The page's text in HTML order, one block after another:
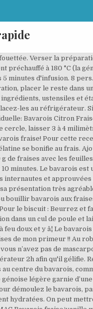
de chocolat blanc. Mettez au frigidaire votre préparation. Orné d'un beau nappage coloré, de meringues ou de macarons, il illuminera votre table au moment du dessert. Le bavarois est un entremets, généralement à base de mousse de fruits. Il est beau mon bavarois aux fraises et sans gélatine, on ne mâarrête plus avec mes bavarois !Et oui la semaine dernière, je vous proposais mon premier bavarois, je me suis donc lancée dans la préparation dâun autre gros gâteau familiale et cette fois câétait pour lâanniversaire de ma fille, un beau et joli bavarois tout rose. On lave et on équeute les fraises avant de les mixer avec un peu de jus de citron (pas trop sinon on ne sent plus le goût des fraises) et le sucre. ; Cuisinez, savourezâ¦ puis si vous le souhaitez, partagez / déposez (ci-dessous) votre avis sur cette recette. Placer le bavarois 2 heures au frais. Aucune note. Les fraises peuvent être remplacées par des framboises, je vous laisse voir lâarticle comment faire la recette de la mousse bavaroise déjà publiée sur le blog. Pendant que la crème anglaise refroidit, monter la crème liquide en chantilly ferme et l'incorporer délicatement à la maryse dès que les 25°C sont atteint. Dans une petite casserole, faites chauffer 200 ml de crème à feu doux avec la gélatine égouttée pendant 2 à 3 minutes. Le bavarois aux fraises: 40 cl de crème liquide entière 70g de sucre en poudre 8 g de gélatine (soit 2,5 feuilles de gélatine bovine halal ici) 200g de coulis de fraises. Réfrigérer environ 8 heures ou toute une nuit. Laisser bien tiédir. Coupez le reste des fraises en dés.